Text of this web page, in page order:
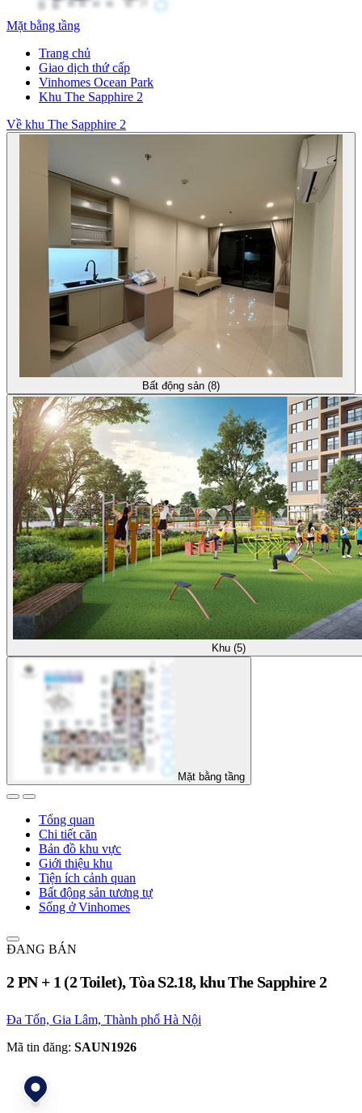
Mặt bằng tầng
Trang chủ
Giao dịch thứ cấp
Vinhomes Ocean Park
Khu The Sapphire 2
Về khu The Sapphire 2
Bất động sản (8)
Khu (5)
Mặt bằng tầng
Tổng quan
Chi tiết căn
Bản đồ khu vực
Giới thiệu khu
Tiện ích cảnh quan
Bất động sản tương tự
Sống ở Vinhomes
ĐANG BÁN
2 PN + 1 (2 Toilet), Tòa S2.18, khu The Sapphire 2
Đa Tốn, Gia Lâm, Thành phố Hà Nội
Mã tin đăng: SAUN1926